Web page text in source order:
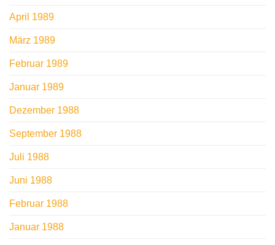
April 1989
März 1989
Februar 1989
Januar 1989
Dezember 1988
September 1988
Juli 1988
Juni 1988
Februar 1988
Januar 1988